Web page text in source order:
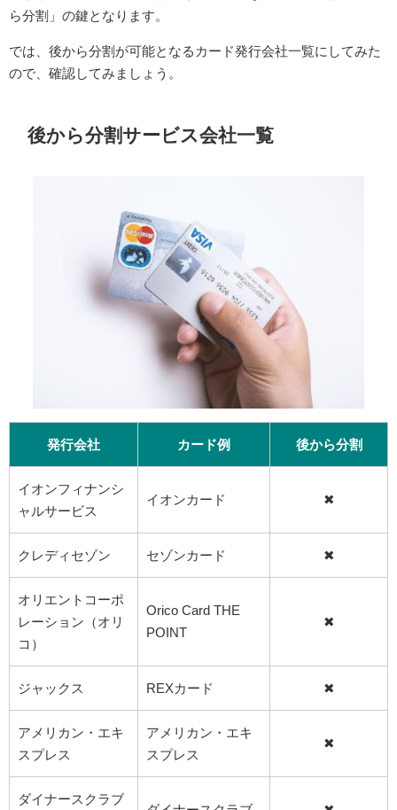
ら分割」の鍵となります。
では、後から分割が可能となるカード発行会社一覧にしてみた
ので、確認してみましょう。
後から分割サービス会社一覧
発行会社 カード例 後から分割
イオンフィナンシ
ャルサービス
イオンカード ✖
クレディセゾン セゾンカード ✖
オリエントコーポ
レーション（オリ
コ）
Orico Card THE
POINT
✖
ジャックス REXカード ✖
アメリカン・エキ
スプレス
アメリカン・エキ
スプレス
✖
ダイナースクラブ